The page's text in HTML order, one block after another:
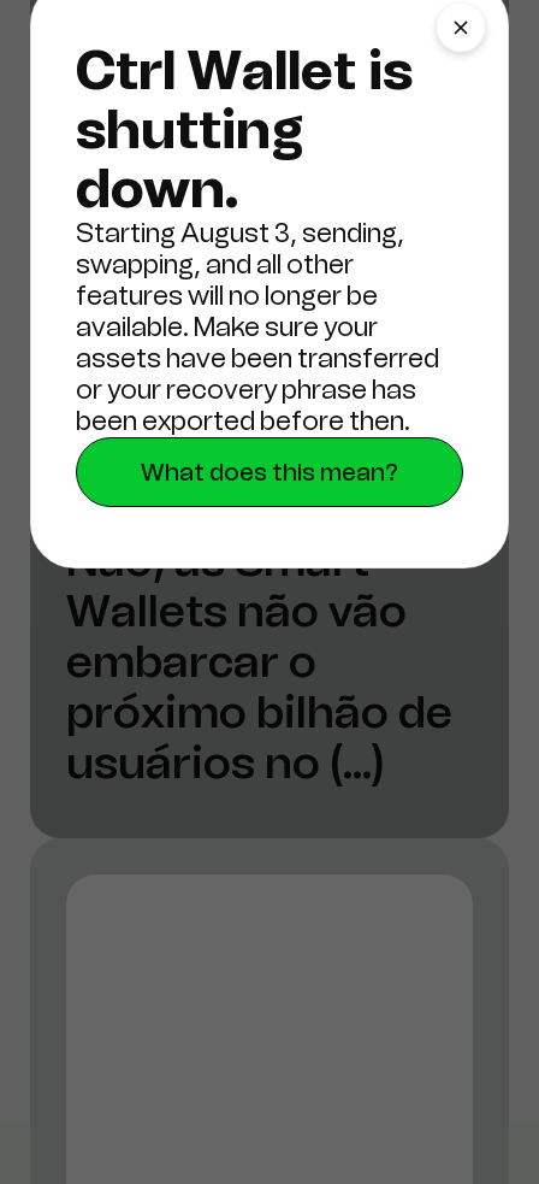
Ctrl Wallet is
shutting
down.
Starting August 3, sending,
swapping, and all other
features will no longer be
available. Make sure your
assets have been transferred
or your recovery phrase has
been exported before then.
What does this mean?
19 de junho de 2024
Notícias
Artigo da CCN:
Não, as Smart
Wallets não vão
embarcar o
próximo bilhão de
usuários no (...)